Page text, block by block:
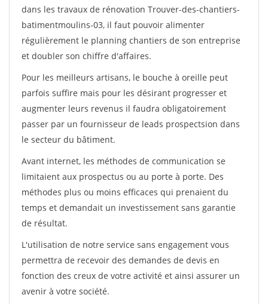
dans les travaux de rénovation Trouver-des-chantiers-
batimentmoulins-03, il faut pouvoir alimenter
régulièrement le planning chantiers de son entreprise
et doubler son chiffre d'affaires.
Pour les meilleurs artisans, le bouche à oreille peut
parfois suffire mais pour les désirant progresser et
augmenter leurs revenus il faudra obligatoirement
passer par un fournisseur de leads prospectsion dans
le secteur du bâtiment.
Avant internet, les méthodes de communication se
limitaient aux prospectus ou au porte à porte. Des
méthodes plus ou moins efficaces qui prenaient du
temps et demandait un investissement sans garantie
de résultat.
L'utilisation de notre service sans engagement vous
permettra de recevoir des demandes de devis en
fonction des creux de votre activité et ainsi assurer un
avenir à votre société.